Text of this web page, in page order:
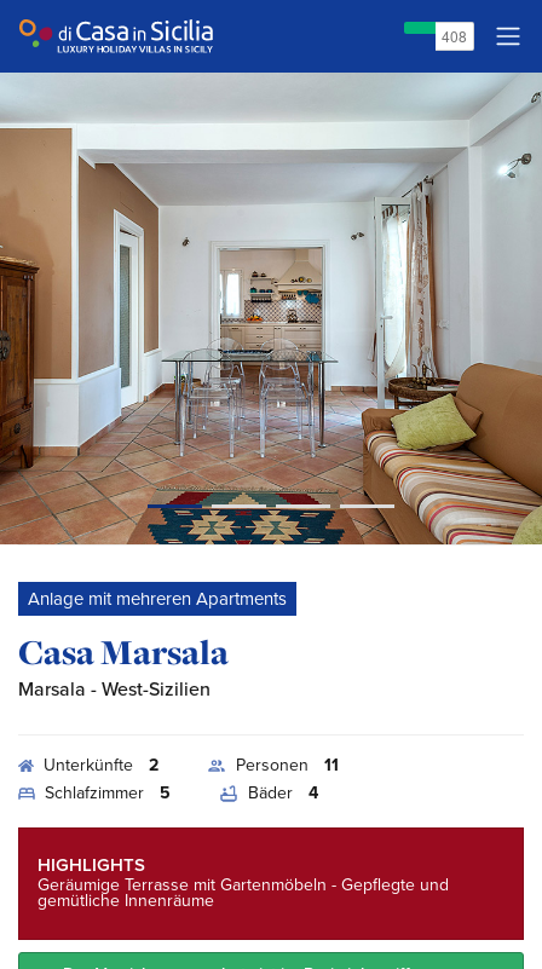
Anlage mit mehreren Apartments
Casa Marsala
Marsala - West-Sizilien
Unterkünfte 2 Personen
11
Schlafzimmer
5 Bäder 4
HIGHLIGHTS
Geräumige Terrasse mit Gartenmöbeln - Gepflegte und
gemütliche Innenräume